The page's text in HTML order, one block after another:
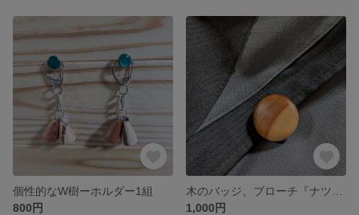
個性的なW樹ーホルダー1組
800円
1,000円